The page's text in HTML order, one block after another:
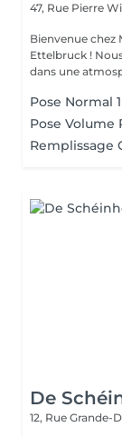
47, Rue Pierre
Bienvenue chez
Ettelbruck ! Nous vous proposons une large gamme de soins,
dans une
Pose Normal
Pose Volume
Remplissage
De
12, Rue Grande-